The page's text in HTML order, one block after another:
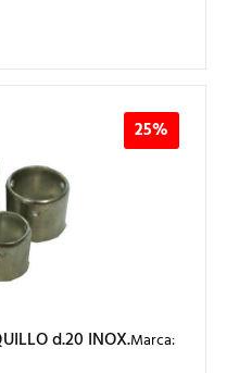
25%
d.20 INOX.Marca: